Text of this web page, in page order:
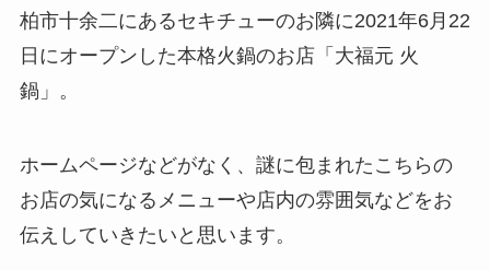
柏市十余二にあるセキチューのお隣に2021年6月22
日にオープンした本格火鍋のお店「大福元 火
鍋」。
ホームページなどがなく、謎に包まれたこちらの
お店の気になるメニューや店内の雰囲気などをお
伝えしていきたいと思います。